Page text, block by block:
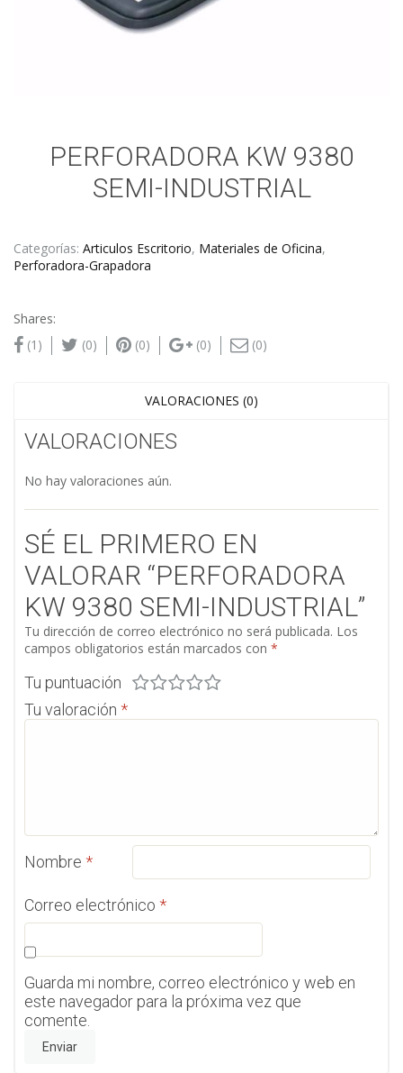
PERFORADORA KW 9380
SEMI-INDUSTRIAL
Categorías: Articulos Escritorio, Materiales de Oficina,
Perforadora-Grapadora
Shares:
(1)
(0) (0) (0) (0)
VALORACIONES (0)
VALORACIONES
No hay valoraciones aún.
SÉ EL PRIMERO EN
VALORAR “PERFORADORA
KW 9380 SEMI-INDUSTRIAL”
Tu dirección de correo electrónico no será publicada. Los
campos obligatorios están marcados con *
Tu puntuación
Tu valoración *
Nombre *
Correo electrónico *
Guarda mi nombre, correo electrónico y web en
este navegador para la próxima vez que
comente.